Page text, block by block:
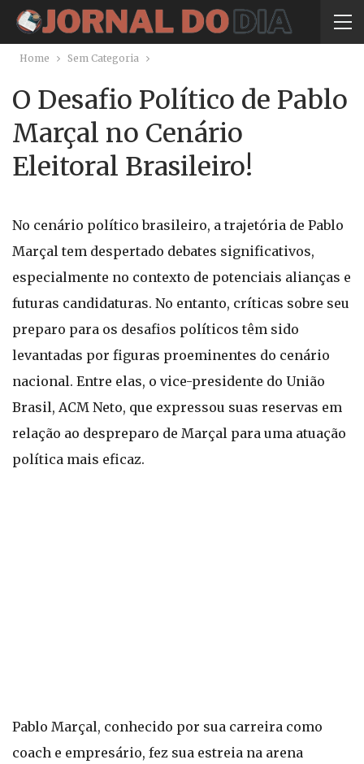
Home Sem Categoria
O Desafio Político de Pablo
Marçal no Cenário
Eleitoral Brasileiro!
No cenário político brasileiro, a trajetória de Pablo
Marçal tem despertado debates significativos,
especialmente no contexto de potenciais alianças e
futuras candidaturas. No entanto, críticas sobre seu
preparo para os desafios políticos têm sido
levantadas por figuras proeminentes do cenário
nacional. Entre elas, o vice-presidente do União
Brasil, ACM Neto, que expressou suas reservas em
relação ao despreparo de Marçal para uma atuação
política mais eficaz.
Pablo Marçal, conhecido por sua carreira como
coach e empresário, fez sua estreia na arena